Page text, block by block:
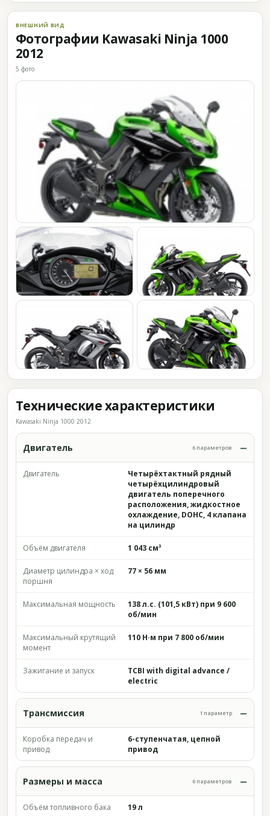
ВНЕШНИЙ ВИД
Фотографии Kawasaki Ninja 1000
2012
5 фото
Технические характеристики
Kawasaki Ninja 1000 2012
Двигатель 6 параметров
Двигатель
Четырёхтактный рядный
четырёхцилиндровый
двигатель поперечного
расположения, жидкостное
охлаждение, DOHC, 4 клапана
на цилиндр
Объём двигателя 1 043 см³
Диаметр цилиндра × ход
поршня
77 × 56 мм
Максимальная мощность
138 л.с. (101,5 кВт) при 9 600
об/мин
Максимальный крутящий
момент
110 Н·м при 7 800 об/мин
Зажигание и запуск
TCBI with digital advance /
electric
Трансмиссия 1 параметр
Коробка передач и
привод
6-ступенчатая, цепной
привод
Размеры и масса 6 параметров
Объём топливного бака 19 л